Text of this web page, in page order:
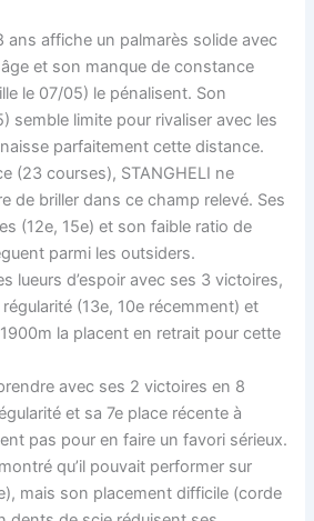
ans affiche un palmarès solide avec
et son manque de constance
le 07/05) le pénalisent. Son
semble limite pour rivaliser avec les
parfaitement cette distance.
(23 courses), STANGHELI ne
de briller dans ce champ relevé. Ses
(12e, 15e) et son faible ratio de
parmi les outsiders.
lueurs d’espoir avec ses 3 victoires,
(13e, 10e récemment) et
la placent en retrait pour cette
avec ses 2 victoires en 8
et sa 7e place récente à
pas pour en faire un favori sérieux.
qu’il pouvait performer sur
mais son placement difficile (corde